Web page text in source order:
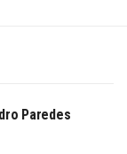
Paredes